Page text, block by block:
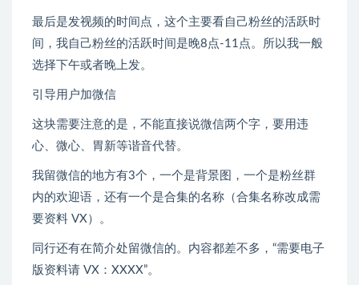
最后是发视频的时间点，这个主要看自己粉丝的活跃时
间，我自己粉丝的活跃时间是晚8点-11点。所以我一般
选择下午或者晚上发。
引导用户加微信
这块需要注意的是，不能直接说微信两个字，要用违
心、微心、胃新等谐音代替。
我留微信的地方有3个，一个是背景图，一个是粉丝群
内的欢迎语，还有一个是合集的名称（合集名称改成需
要资料 VX）。
同行还有在简介处留微信的。内容都差不多，“需要电子
版资料请 VX：XXXX”。